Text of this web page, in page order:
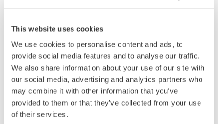
This website uses cookies
We use cookies to personalise content and ads, to
provide social media features and to analyse our traffic.
We also share information about your use of our site with
our social media, advertising and analytics partners who
may combine it with other information that you’ve
provided to them or that they’ve collected from your use
of their services.
Whiskbowl/Vispskål Large
Alla har sin varit skål att vispa i och den här blir
snart en trogen vän hos dig i köket. En vispskål är
precis vad det låter som – en sån liten användbar
skål du tar fram när du ska vispa ihop grädde,
pannkaks- eller våffelsmet. Den står stadigt när du
vispar och är smidig att hälla ur. Du kommer